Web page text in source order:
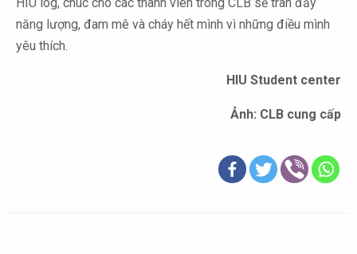
năng lượng, đam mê và cháy hết mình vì những điều mình
yêu thích.
HIU Student center
Ảnh: CLB cung cấp